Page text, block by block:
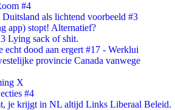
#4
Duitsland als lichtend voorbeeld #3
app) stopt! Alternatief?
Lying sack of shit.
echt dood aan ergert #17 - Werklui
provincie Canada vanwege
X
#4
je krijgt in NL altijd Links Liberaal Beleid.